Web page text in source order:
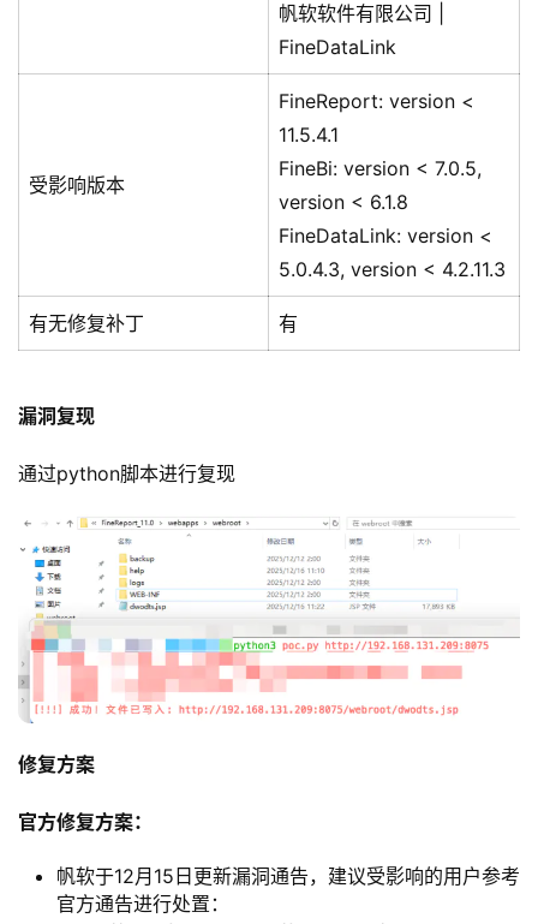
帆软软件有限公司 |
FineDataLink
受影响版本
FineReport: version <
11.5.4.1
FineBi: version < 7.0.5,
version < 6.1.8
FineDataLink: version <
5.0.4.3, version < 4.2.11.3
有无修复补丁 有
漏洞复现
通过python脚本进行复现
修复方案
官方修复方案：
帆软于12月15日更新漏洞通告，建议受影响的用户参考
官方通告进行处置：